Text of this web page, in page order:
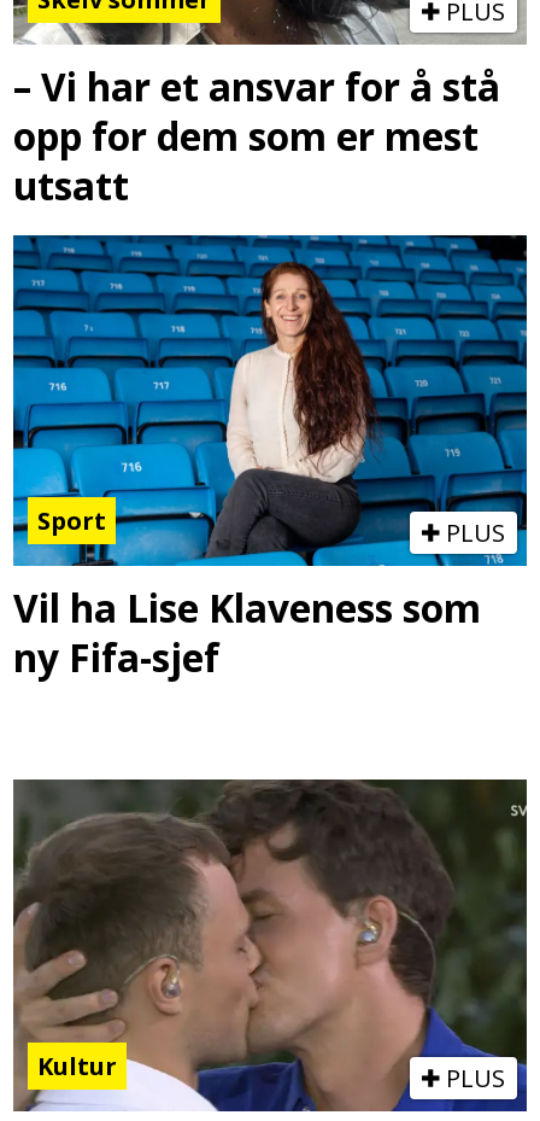
PLUS
– Vi har et ansvar for å stå
opp for dem som er mest
utsatt
Sport PLUS
Vil ha Lise Klaveness som
ny Fifa-sjef
Kultur PLUS